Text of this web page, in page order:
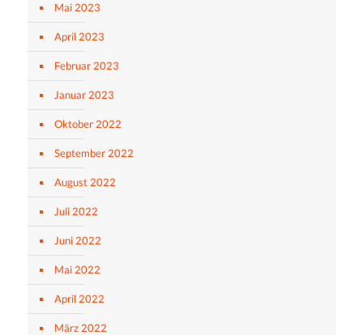
Mai 2023
April 2023
Februar 2023
Januar 2023
Oktober 2022
September 2022
August 2022
Juli 2022
Juni 2022
Mai 2022
April 2022
März 2022